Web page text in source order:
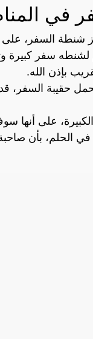
في
شنطة السفر، على
لشنطه سفر كبيرة
بإذن الله.
حقيبة السفر،
على
الحلم، بأن صاحبة